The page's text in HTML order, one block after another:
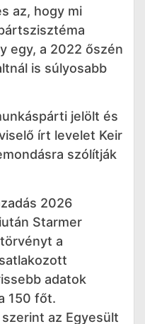
az, hogy mi
egy, a 2022 őszén
is súlyosabb
jelölt és
írt levelet Keir
szólítják
2026
Starmer
a
adatok
150 főt.
az Egyesült